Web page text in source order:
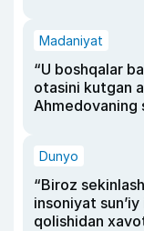
Madaniyat
“U boshqalar
otasini kutgan
Ahmedovaning
Dunyo
“Biroz
insoniyat
qolishidan